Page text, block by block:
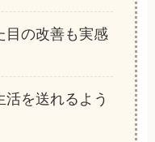
目の改善も実感
を送れるよう